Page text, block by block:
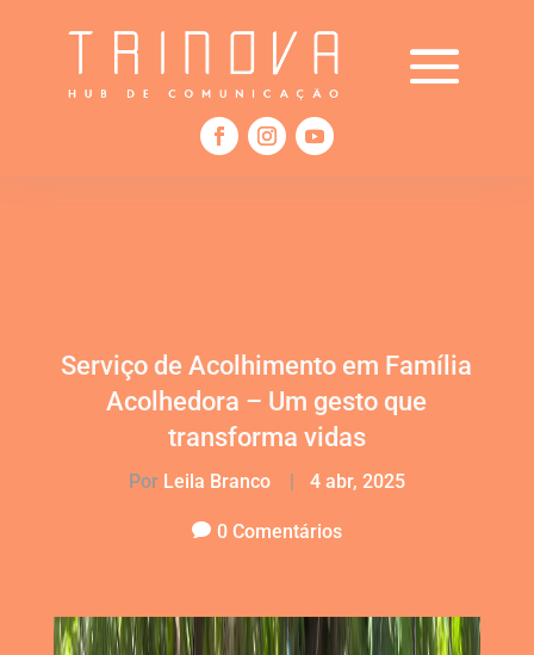
Serviço de Acolhimento em Família
Acolhedora – Um gesto que
transforma vidas
Por Leila Branco | 4 abr, 2025
0 Comentários